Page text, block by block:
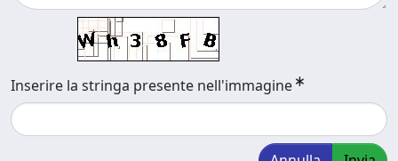
Inserire la stringa presente nell'immagine